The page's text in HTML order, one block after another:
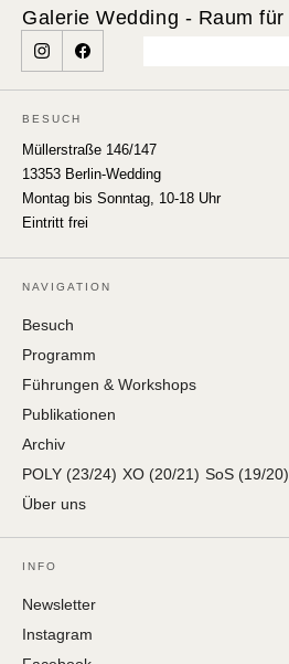
BESUCH
Müllerstraße 146/147
13353 Berlin-Wedding
Montag bis Sonntag, 10-18 Uhr
Eintritt frei
NAVIGATION
Besuch
Programm
Führungen & Workshops
Publikationen
Archiv
POLY (23/24) XO (20/21) SoS (19/20)
Über uns
INFO
Newsletter
Instagram